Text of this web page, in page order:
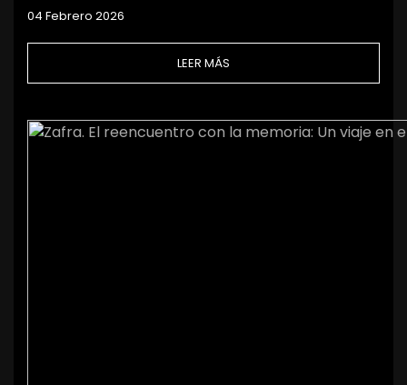
04 Febrero 2026
LEER MÁS